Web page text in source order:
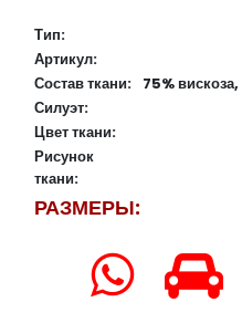
Тип:
Артикул:
Состав ткани: 75%
Силуэт:
Цвет ткани:
Рисунок
ткани:
РАЗМЕРЫ: